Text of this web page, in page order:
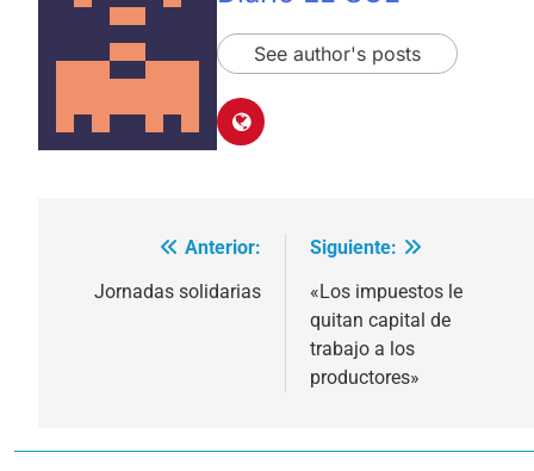
See author's posts
NavegaciónAnterior:
Jornadas solidarias
Siguiente:
«Los impuestos le
quitan capital de
trabajo a los
productores»